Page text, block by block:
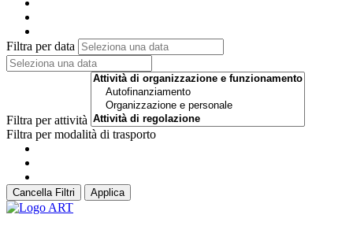
Filtra per data
Filtra per attività
Filtra per modalità di trasporto
Cancella Filtri Applica